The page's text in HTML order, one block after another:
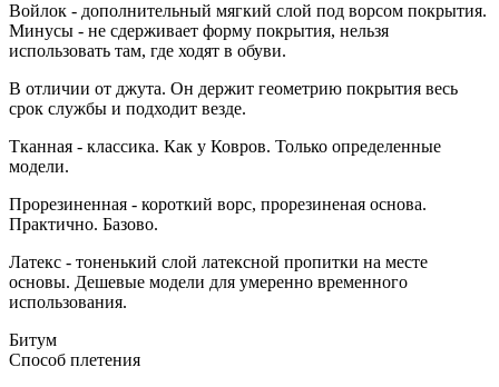
Войлок - дополнительный мягкий слой под ворсом покрытия.
Минусы - не сдерживает форму покрытия, нельзя
использовать там, где ходят в обуви.
В отличии от джута. Он держит геометрию покрытия весь
срок службы и подходит везде.
Тканная - классика. Как у Ковров. Только определенные
модели.
Прорезиненная - короткий ворс, прорезиненая основа.
Практично. Базово.
Латекс - тоненький слой латексной пропитки на месте
основы. Дешевые модели для умеренно временного
использования.
Битум
Способ плетения